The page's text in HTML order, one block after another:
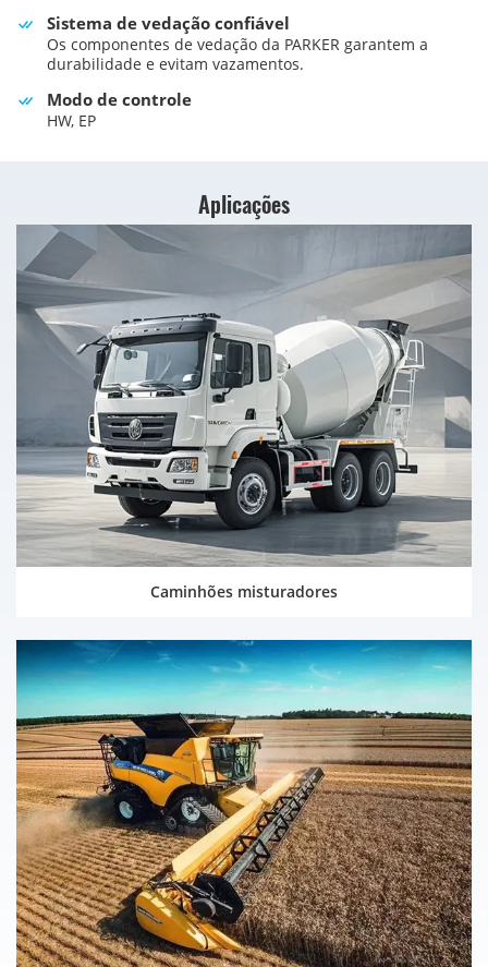
Sistema de vedação confiável
Os componentes de vedação da PARKER garantem a
durabilidade e evitam vazamentos.
Modo de controle
HW, EP
Aplicações
Caminhões misturadores